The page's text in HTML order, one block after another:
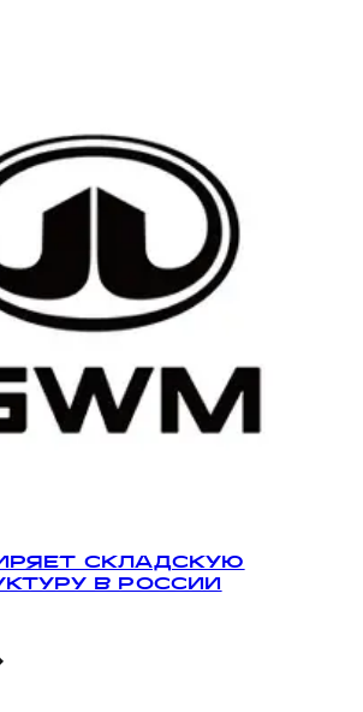
СКЛАДСКУЮ
В РОССИИ